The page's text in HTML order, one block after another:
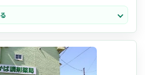
かな診療が特徴で、優しく落ち着いた雰囲気
地域に根ざした温かいクリニックを目指して